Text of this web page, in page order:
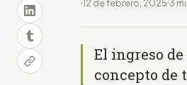
12 de febrero, 2025 3
El ingreso
concepto de